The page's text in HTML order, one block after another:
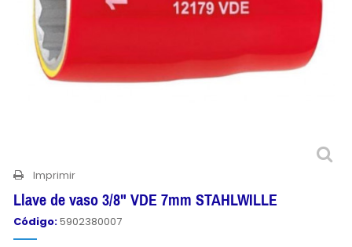
Imprimir
Llave de vaso 3/8" VDE 7mm STAHLWILLE
Código:5902380007